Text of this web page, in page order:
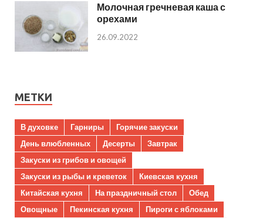
Молочная гречневая каша с
орехами
26.09.2022
МЕТКИ
В духовке Гарниры
Горячие закуски
День влюбленных
Десерты
Завтрак
Закуски из грибов и овощей
Закуски из рыбы и креветок
Киевская кухня
Китайская кухня
На праздничный стол
Обед
Овощные
Пекинская кухня
Пироги с яблоками